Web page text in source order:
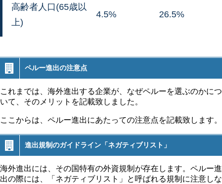
高齢者人口(65歳以
上)
4.5% 26.5%
ペルー進出の注意点
これまでは、海外進出する企業が、なぜペルーを選ぶのかにつ
いて、そのメリットを記載致しました。
ここからは、ペルー進出にあたっての注意点を記載致します。
進出規制のガイドライン「ネガティブリスト」
海外進出には、その国特有の外資規制が存在します。ペルー進
出の際には、「ネガティブリスト」と呼ばれる規制に注意しな